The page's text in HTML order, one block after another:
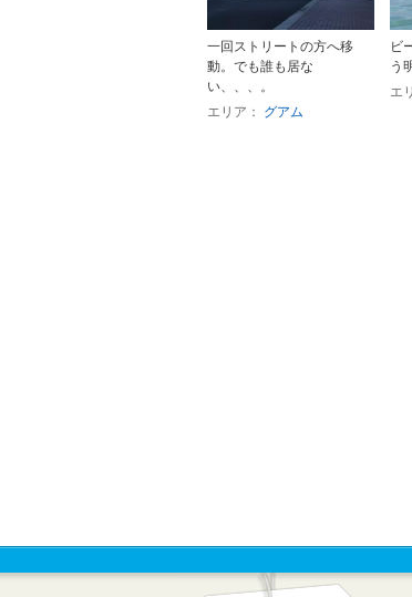
一回ストリートの方へ移
動。でも誰も居な
い、、、。
エリア： グアム
ビ
う
エ